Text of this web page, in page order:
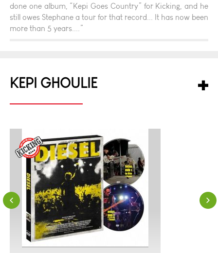
done one album, “Kepi Goes Country” for Kicking, and he
still owes Stephane a tour for that record... It has now been
more than 5 years....”
KEPI GHOULIE